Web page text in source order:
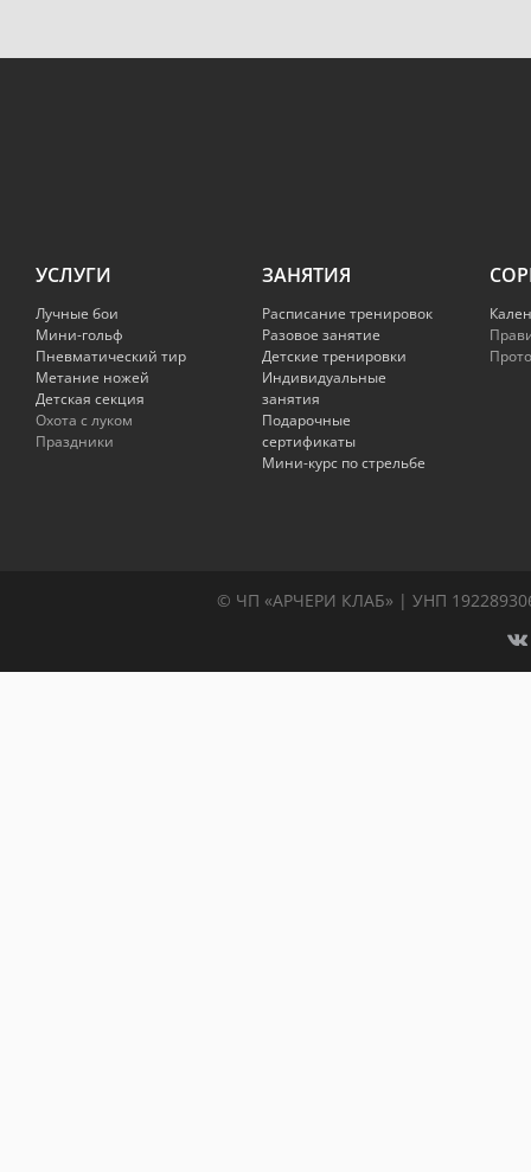
УСЛУГИ
Лучные бои
Мини-гольф
Пневматический тир
Метание ножей
Детская секция
Охота с луком
Праздники
ЗАНЯТИЯ
Расписание тренировок
Разовое занятие
Детские тренировки
Индивидуальные
занятия
Подарочные
сертификаты
Мини-курс по стрельбе
© ЧП «АРЧЕРИ КЛАБ» | УНП